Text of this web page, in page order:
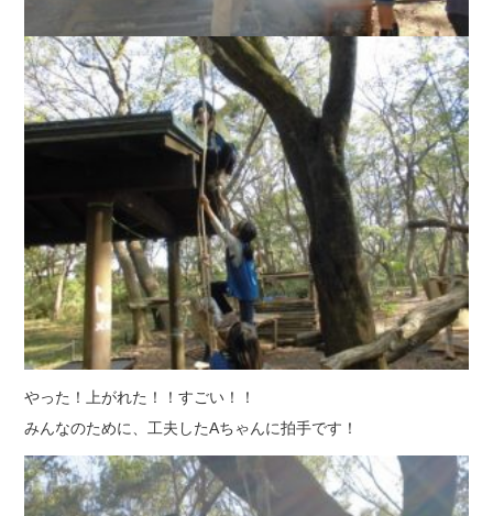
やった！上がれた！！すごい！！
みんなのために、工夫したAちゃんに拍手です！